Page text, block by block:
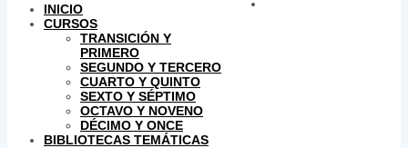
INICIO
CURSOS
TRANSICIÓN Y
PRIMERO
SEGUNDO Y TERCERO
CUARTO Y QUINTO
SEXTO Y SÉPTIMO
OCTAVO Y NOVENO
DÉCIMO Y ONCE
BIBLIOTECAS TEMÁTICAS